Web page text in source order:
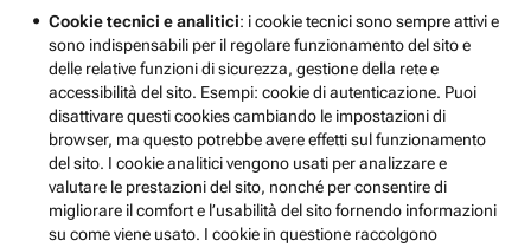
Cookie tecnici e analitici: i cookie tecnici sono sempre attivi e
sono indispensabili per il regolare funzionamento del sito e
delle relative funzioni di sicurezza, gestione della rete e
accessibilità del sito. Esempi: cookie di autenticazione. Puoi
disattivare questi cookies cambiando le impostazioni di
browser, ma questo potrebbe avere effetti sul funzionamento
del sito. I cookie analitici vengono usati per analizzare e
valutare le prestazioni del sito, nonché per consentire di
migliorare il comfort e l’usabilità del sito fornendo informazioni
su come viene usato. I cookie in questione raccolgono